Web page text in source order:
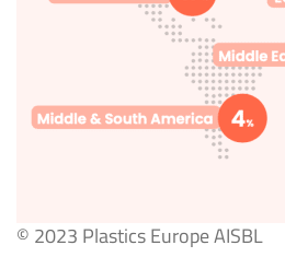
© 2023 Plastics Europe AISBL